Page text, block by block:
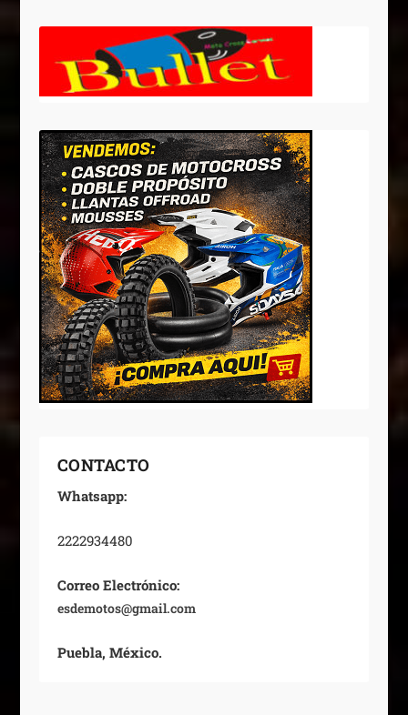
CONTACTO
Whatsapp:
2222934480
Correo Electrónico:
esdemotos@gmail.com
Puebla, México.